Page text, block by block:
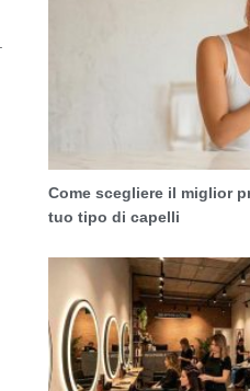
Come scegliere il miglior
tuo tipo di capelli